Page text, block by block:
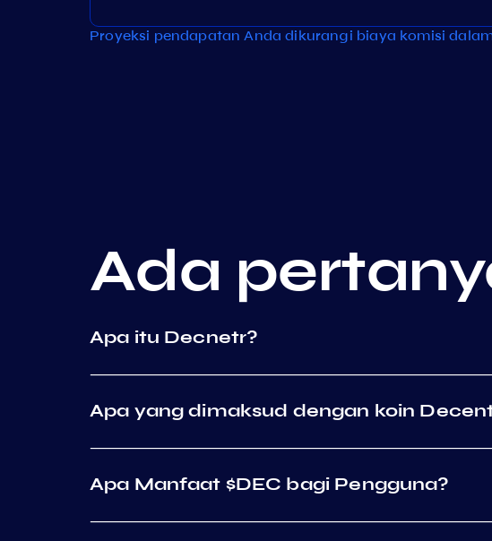
Proyeksi pendapatan Anda dikurangi biaya komisi
Ada
Apa itu Decnetr?
Apa yang dimaksud dengan koin
Apa Manfaat $DEC bagi Pengguna?